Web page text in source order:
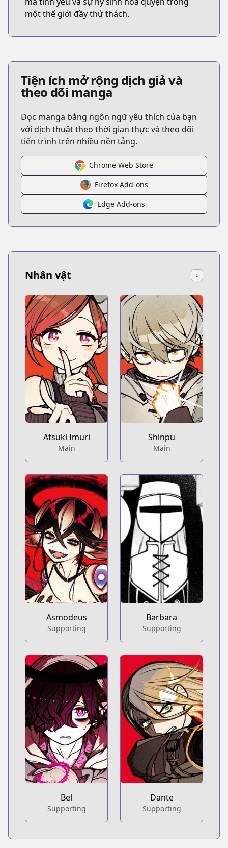
một thế giới đầy thử thách.
Tiện ích mở rộng dịch giả và
theo dõi manga
Đọc manga bằng ngôn ngữ yêu thích của bạn
với dịch thuật theo thời gian thực và theo dõi
tiến trình trên nhiều nền tảng.
Chrome Web Store
Firefox Add-ons
Edge Add-ons
Nhân vật ↓
Atsuki Imuri
Main
Shinpu
Main
Asmodeus
Supporting
Barbara
Supporting
Bel
Supporting
Dante
Supporting